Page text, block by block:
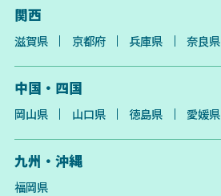
関西
滋賀県 京都府 兵庫県 奈良県
中国・四国
岡山県 山口県 徳島県 愛媛県
九州・沖縄
福岡県